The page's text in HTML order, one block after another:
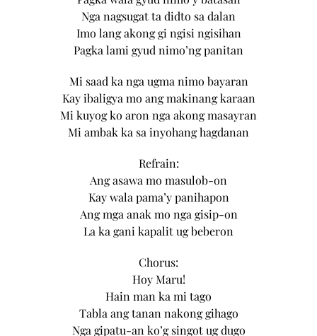
Nga nagsugat ta didto sa dalan
Imo lang akong gi ngisi ngisihan
Pagka lami gyud nimo’ng panitan
Mi saad ka nga ugma nimo bayaran
Kay ibaligya mo ang makinang karaan
Mi kuyog ko aron nga akong masayran
Mi ambak ka sa inyohang hagdanan
Refrain:
Ang asawa mo masulob-on
Kay wala pama’y panihapon
Ang mga anak mo nga gisip-on
La ka gani kapalit ug beberon
Chorus:
Hoy Maru!
Hain man ka mi tago
Tabla ang tanan nakong gihago
Nga gipatu-an ko’g singot ug dugo